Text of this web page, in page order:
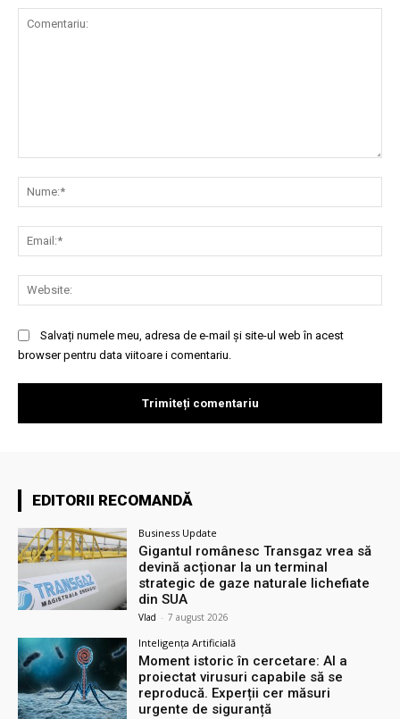
Salvați numele meu, adresa de e-mail și site-ul web în acest
browser pentru data viitoare i comentariu.
EDITORII RECOMANDĂ
Business Update
Gigantul românesc Transgaz vrea să
devină acționar la un terminal
strategic de gaze naturale lichefiate
din SUA
Vlad - 7 august 2026
Inteligența Artificială
Moment istoric în cercetare: AI a
proiectat virusuri capabile să se
reproducă. Experții cer măsuri
urgente de siguranță